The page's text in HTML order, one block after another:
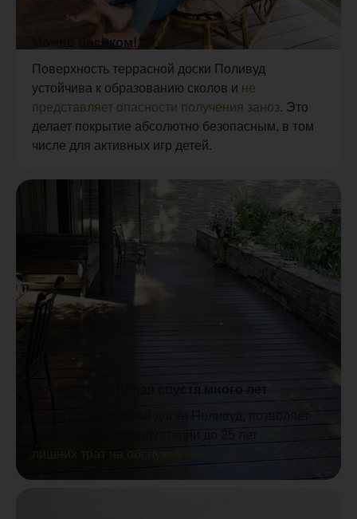
Можно босиком!
Поверхность террасной доски Поливуд
устойчива к образованию сколов и не
представляет опасности получения заноз. Это
делает покрытие абсолютно безопасным, в том
числе для активных игр детей.
Остаётся как новая спустя много лет
Качество террасной доски Поливуд, позволяет
продлить срок эксплуатации до 25 лет
лишних трат на обслуживание